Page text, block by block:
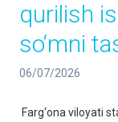
qurilish
so‘mni
06/07/2026
Farg‘ona viloyati